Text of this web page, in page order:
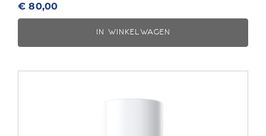
€ 80,00
IN WINKELWAGEN